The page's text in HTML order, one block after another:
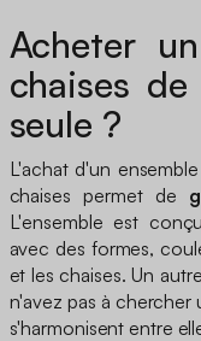
Acheter
chaises
seule ?
L'achat d'un
chaises permet de
L'ensemble est
avec des formes,
et les chaises. Un
n'avez pas à chercher
s'harmonisent entre